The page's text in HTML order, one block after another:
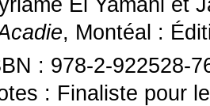
El Yamani et
, Montéal :
: 978-2-922528-
: Finaliste pour